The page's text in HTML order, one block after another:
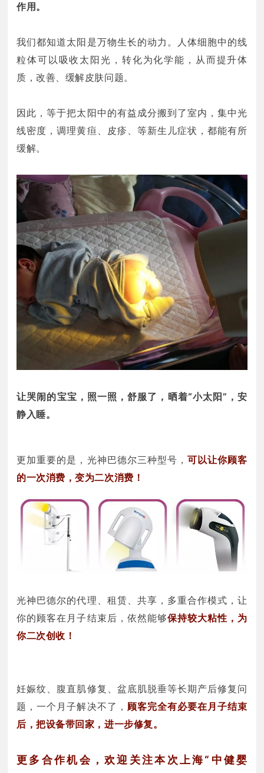
作用。
我们都知道太阳是万物生长的动力。人体细胞中的线
粒体可以吸收太阳光，转化为化学能，从而提升体
质，改善、缓解皮肤问题。
因此，等于把太阳中的有益成分搬到了室内，集中光
线密度，调理黄疸、皮疹、等新生儿症状，都能有所
缓解。
让哭闹的宝宝，照一照，舒服了，晒着“小太阳”，安
静入睡。
更加重要的是，光神巴德尔三种型号，可以让你顾客
的一次消费，变为二次消费！
光神巴德尔的代理、租赁、共享，多重合作模式，让
你的顾客在月子结束后，依然能够保持较大粘性，为
你二次创收！
妊娠纹、腹直肌修复、盆底肌脱垂等长期产后修复问
题，一个月子解决不了， 顾客完全有必要在月子结束
后，把设备带回家，进一步修复。
更多合作机会，欢迎关注本次上海“中健婴